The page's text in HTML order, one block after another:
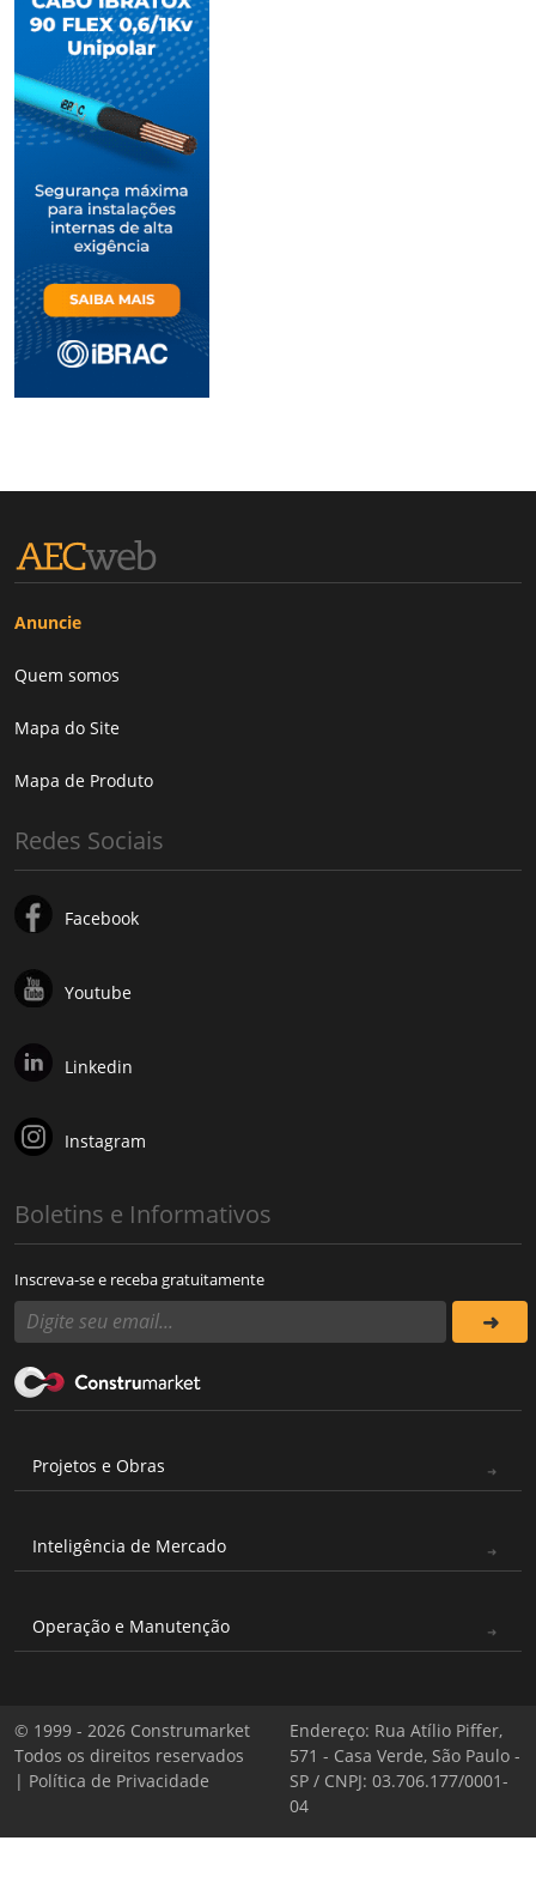
Anuncie
Quem somos
Mapa do Site
Mapa de Produto
Redes Sociais
Facebook
Youtube
Linkedin
Instagram
Boletins e Informativos
Inscreva-se e receba gratuitamente
Projetos e Obras
Inteligência de Mercado
Operação e Manutenção
© 1999 - 2026 Construmarket
Todos os direitos reservados
| Política de Privacidade
Endereço: Rua Atílio Piffer,
571 - Casa Verde, São Paulo -
SP / CNPJ: 03.706.177/0001-
04